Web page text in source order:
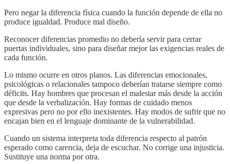
Pero negar la diferencia física cuando la función depende de ella no
produce igualdad. Produce mal diseño.
Reconocer diferencias promedio no debería servir para cerrar
puertas individuales, sino para diseñar mejor las exigencias reales de
cada función.
Lo mismo ocurre en otros planos. Las diferencias emocionales,
psicológicas o relacionales tampoco deberían tratarse siempre como
déficits. Hay hombres que procesan el malestar más desde la acción
que desde la verbalización. Hay formas de cuidado menos
expresivas pero no por ello inexistentes. Hay modos de sufrir que no
encajan bien en el lenguaje dominante de la vulnerabilidad.
Cuando un sistema interpreta toda diferencia respecto al patrón
esperado como carencia, deja de escuchar. No corrige una injusticia.
Sustituye una norma por otra.